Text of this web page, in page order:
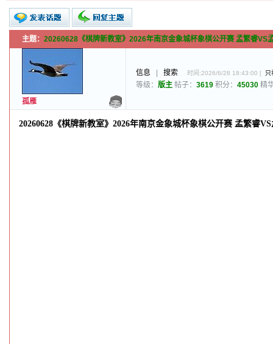
新的主题
小字报
主题： 20260628《棋牌新教室》2026年南京金象城杯象棋公开赛 孟繁睿VS
孤雁
信息 搜索 时间:2026/6/28 18:43:00 [ 只
等级： 版主 帖子： 3619 积分： 45030 精
20260628《棋牌新教室》2026年南京金象城杯象棋公开赛 孟繁睿